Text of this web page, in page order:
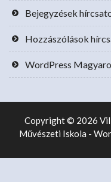
Bejegyzések
Hozzászólások
WordPress
Copyright © 2026
Művészeti Iskola -